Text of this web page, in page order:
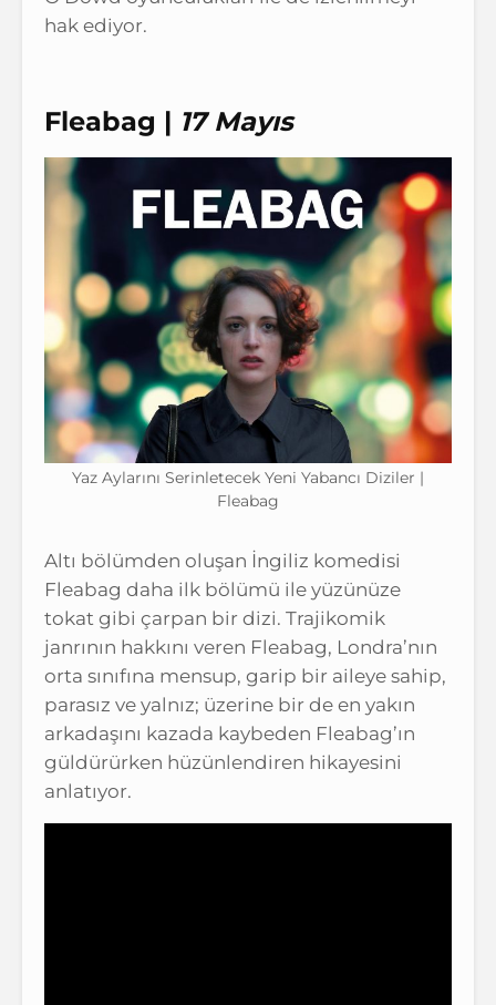
hak ediyor.
Fleabag | 17 Mayıs
Yaz Aylarını Serinletecek Yeni Yabancı Diziler |
Fleabag
Altı bölümden oluşan İngiliz komedisi
Fleabag daha ilk bölümü ile yüzünüze
tokat gibi çarpan bir dizi. Trajikomik
janrının hakkını veren Fleabag, Londra’nın
orta sınıfına mensup, garip bir aileye sahip,
parasız ve yalnız; üzerine bir de en yakın
arkadaşını kazada kaybeden Fleabag’ın
güldürürken hüzünlendiren hikayesini
anlatıyor.